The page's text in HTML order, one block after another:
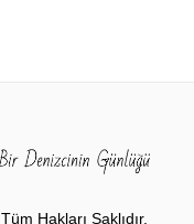
Tüm Hakları Saklıdır.